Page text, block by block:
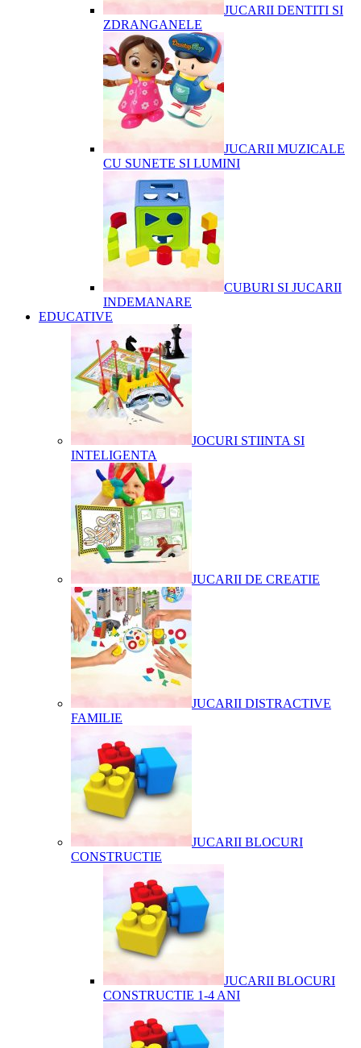
JUCARII DENTITI SI
ZDRANGANELE
JUCARII MUZICALE
CU SUNETE SI LUMINI
CUBURI SI JUCARII
INDEMANARE
EDUCATIVE
JOCURI STIINTA SI
INTELIGENTA
JUCARII DE CREATIE
JUCARII DISTRACTIVE
FAMILIE
JUCARII BLOCURI
CONSTRUCTIE
JUCARII BLOCURI
CONSTRUCTIE 1-4 ANI